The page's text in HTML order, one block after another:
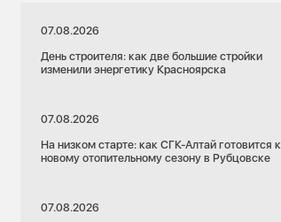
07.08.2026
День строителя: как две большие стройки
изменили энергетику Красноярска
07.08.2026
На низком старте: как СГК-Алтай готовится к
новому отопительному сезону в Рубцовске
07.08.2026